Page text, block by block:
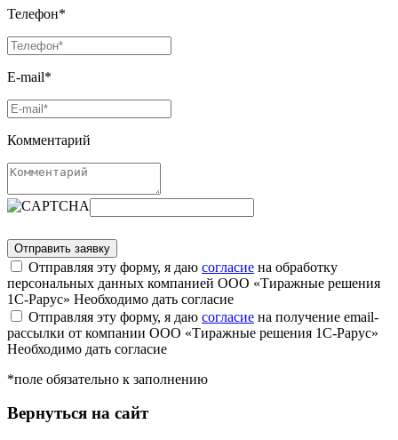
Телефон*
E-mail*
Комментарий
Отправляя эту форму, я даю согласие на обработку
персональных данных компанией ООО «Тиражные решения
1С-Рарус» Необходимо дать согласие
Отправляя эту форму, я даю согласие на получение email-
рассылки от компании ООО «Тиражные решения 1С-Рарус»
Необходимо дать согласие
*поле обязательно к заполнению
Вернуться на сайт